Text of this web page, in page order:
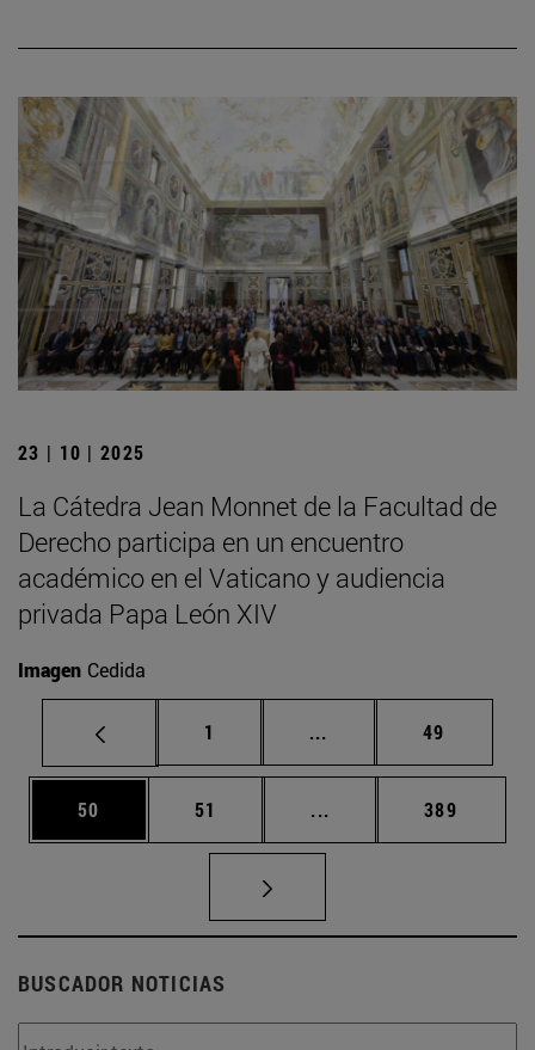
23 | 10 | 2025
La Cátedra Jean Monnet de la Facultad de
Derecho participa en un encuentro
académico en el Vaticano y audiencia
privada Papa León XIV
Imagen Cedida
Página
1 ... Páginas intermedias
Página
49
Página
50 Página
51 ... Páginas intermedias
Página
389
BUSCADOR NOTICIAS